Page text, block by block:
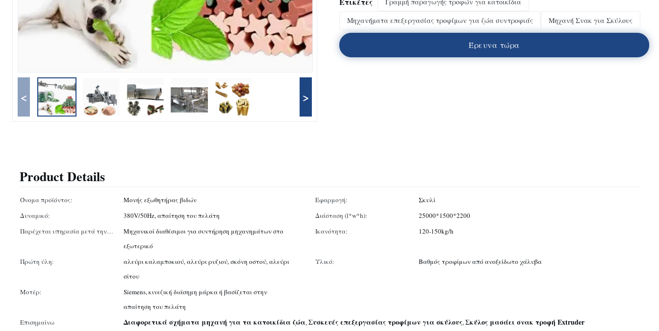
< >
Μηχανήματα επεξεργασίας τροφίμων για ζώα συντροφιάς
Μηχανή Σνακ για Σκύλους
Έρευνα τώρα
Product Details
Όνομα προϊόντος: Μονής εξωθητήρας βιδών Εφαρμογή:
Σκυλί
Δυναμικό:
380V/50Hz, απαίτηση του πελάτη Διάσταση (l*w*h):
25000*1500*2200
Παρέχεται υπηρεσία μετά την
Μηχανικοί διαθέσιμοι για συντήρηση μηχανημάτων στο
εξωτερικό
Ικανότητα: 120-150kg/h
Πρώτη ύλη:
αλεύρι καλαμποκιού, αλεύρι ρυζιού, σκόνη οστού, αλεύρι
σίτου
Υλικό: Βαθμός τροφίμων από ανοξείδωτο χάλυβα
Μοτέρ:
Siemens, κινεζική διάσημη μάρκα ή βασίζεται στην
απαίτηση του πελάτη
Επισημαίνω
Διαφορετικά σχήματα μηχανή για τα κατοικίδια ζώα,Συσκευές επεξεργασίας τροφίμων για σκύλους,Σκύλος μασάει σνακ τροφή Extruder